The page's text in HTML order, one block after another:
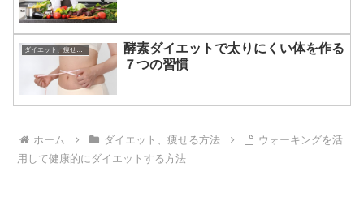
ダイエット、痩せる方法
酵素ダイエットで太りにくい体を作る
７つの習慣
ホーム ダイエット、痩せる方法
ウォーキングを活
用して健康的にダイエットする方法